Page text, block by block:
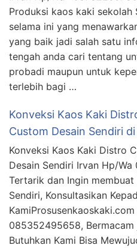
Produksi kaos kaki sekolah
selama ini yang
yang baik jadi salah satu
tengah anda cari tentang
probadi maupun untuk
terlebih bagi …
Konveksi Kaos Kaki
Custom Desain Sendiri
Konveksi Kaos Kaki Distro
Desain Sendiri Irvan Hp/
Tertarik dan Ingin membuat
Sendiri, Konsultasikan
085352495658,
Butuhkan Kami Bisa